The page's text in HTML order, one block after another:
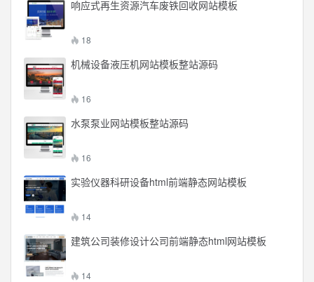
响应式再生资源汽车废铁回收网站模板
18
机械设备液压机网站模板整站源码
16
水泵泵业网站模板整站源码
16
实验仪器科研设备html前端静态网站模板
14
建筑公司装修设计公司前端静态html网站模板
14